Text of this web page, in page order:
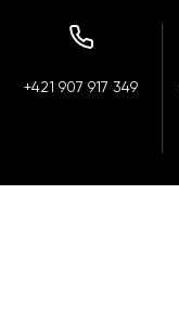
+421 907 917 349